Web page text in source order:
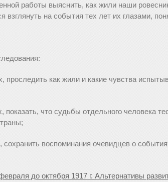
работы выяснить, как жили наши
взглянуть на события тех лет их глазами,
проследить как жили и какие чувства
показать, что судьбы отдельного человека
сохранить воспоминания очевидцев о
до октября 1917 г. Альтернативы